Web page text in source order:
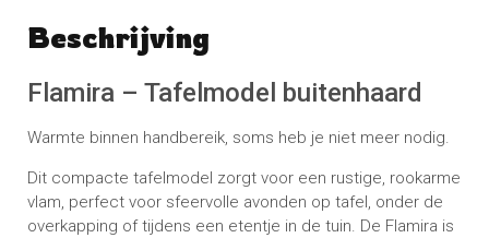
Beschrijving
Flamira – Tafelmodel buitenhaard
Warmte binnen handbereik, soms heb je niet meer nodig.
Dit compacte tafelmodel zorgt voor een rustige, rookarme
vlam, perfect voor sfeervolle avonden op tafel, onder de
overkapping of tijdens een etentje in de tuin. De Flamira is
No reviews found